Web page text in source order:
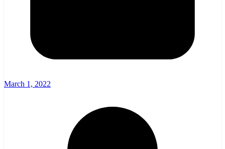
March 1, 2022